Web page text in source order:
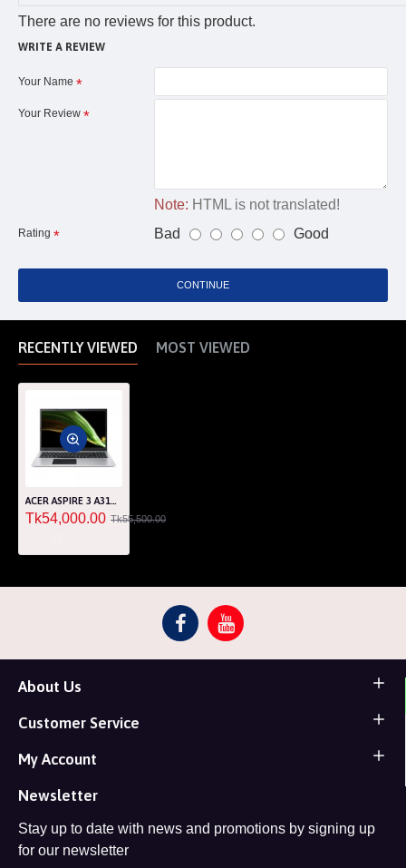
There are no reviews for this product.
WRITE A REVIEW
Your Name
Your Review
Note: HTML is not translated!
Rating Bad Good
CONTINUE
RECENTLY VIEWED MOST VIEWED
ACER ASPIRE 3 A315-59-390P Intel Core i3 1215U 8GB RAM 512GB SSD 15.6 Inch FHD Laptop
Tk54,000.00 Tk55,500.00
About Us
Customer Service
My Account
Newsletter
Stay up to date with news and promotions by signing up
for our newsletter